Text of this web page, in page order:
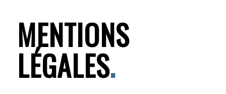
MENTIONS
LÉGALES.